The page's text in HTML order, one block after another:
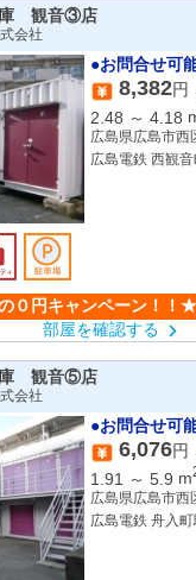
庫 観音③店
会社
●お問合せ可
8,382円
2.48 ～ 4.18
広島県広島市西
広島電鉄 西観
０円キャンペーン！
部屋を確認する
庫 観音⑤店
会社
●お問合せ可
6,076円
1.91
～ 5.9 m
広島県広島市西
広島電鉄 舟入